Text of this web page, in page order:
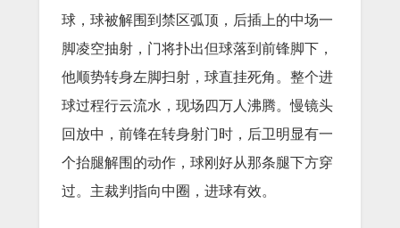
球，球被解围到禁区弧顶，后插上的中场一
脚凌空抽射，门将扑出但球落到前锋脚下，
他顺势转身左脚扫射，球直挂死角。整个进
球过程行云流水，现场四万人沸腾。慢镜头
回放中，前锋在转身射门时，后卫明显有一
个抬腿解围的动作，球刚好从那条腿下方穿
过。主裁判指向中圈，进球有效。